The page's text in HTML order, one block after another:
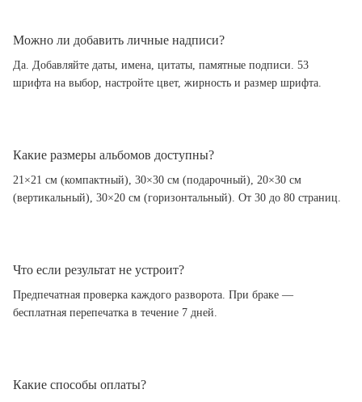
Можно ли добавить личные надписи?
Да. Добавляйте даты, имена, цитаты, памятные подписи. 53
шрифта на выбор, настройте цвет, жирность и размер шрифта.
Какие размеры альбомов доступны?
21×21 см (компактный), 30×30 см (подарочный), 20×30 см
(вертикальный), 30×20 см (горизонтальный). От 30 до 80 страниц.
Что если результат не устроит?
Предпечатная проверка каждого разворота. При браке —
бесплатная перепечатка в течение 7 дней.
Какие способы оплаты?